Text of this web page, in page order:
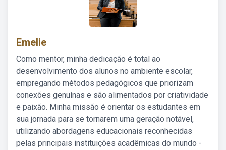
Emelie
Como mentor, minha dedicação é total ao
desenvolvimento dos alunos no ambiente escolar,
empregando métodos pedagógicos que priorizam
conexões genuínas e são alimentados por criatividade
e paixão. Minha missão é orientar os estudantes em
sua jornada para se tornarem uma geração notável,
utilizando abordagens educacionais reconhecidas
pelas principais instituições acadêmicas do mundo -